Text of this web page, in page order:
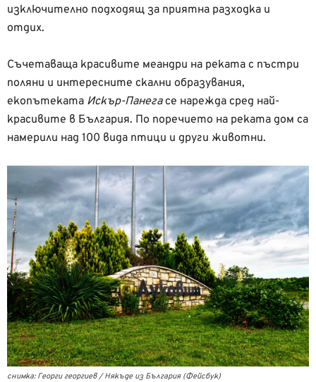
изключително подходящ за приятна разходка и
отдих.
Съчетаваща красивите меандри на реката с пъстри
поляни и интересните скални образувания,
екопътеката Искър-Панегасе нарежда сред най-
красивите в България. По поречието на реката дом са
намерили над 100 вида птици и други животни.
снимка: Георги георгиев / Някъде из България (Фейсбук)